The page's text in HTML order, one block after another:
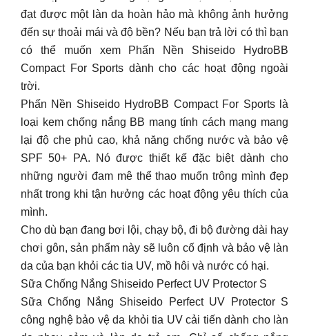
đạt được một làn da hoàn hảo mà không ảnh hưởng
đến sự thoải mái và độ bền? Nếu bạn trả lời có thì bạn
có thể muốn xem Phấn Nền Shiseido HydroBB
Compact For Sports dành cho các hoạt động ngoài
trời.
Phấn Nền Shiseido HydroBB Compact For Sports là
loại kem chống nắng BB mang tính cách mạng mang
lại độ che phủ cao, khả năng chống nước và bảo vệ
SPF 50+ PA. Nó được thiết kế đặc biệt dành cho
những người đam mê thể thao muốn trông mình đẹp
nhất trong khi tận hưởng các hoạt động yêu thích của
mình.
Cho dù bạn đang bơi lội, chạy bộ, đi bộ đường dài hay
chơi gôn, sản phẩm này sẽ luôn cố định và bảo vệ làn
da của bạn khỏi các tia UV, mồ hôi và nước có hại.
Sữa Chống Nắng Shiseido Perfect UV Protector S
Sữa Chống Nắng Shiseido Perfect UV Protector S
công nghệ bảo vệ da khỏi tia UV cải tiến dành cho làn